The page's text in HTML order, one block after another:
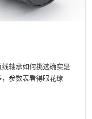
轴承如何挑选确实是
参数表看得眼花缭